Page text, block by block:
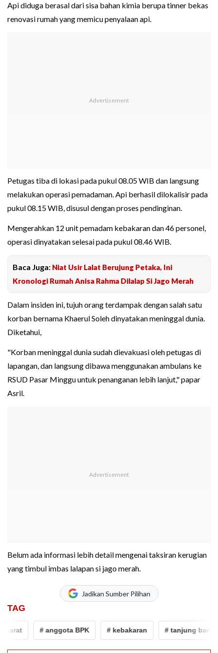
Api diduga berasal dari sisa bahan kimia berupa tinner bekas
renovasi rumah yang memicu penyalaan api.
Petugas tiba di lokasi pada pukul 08.05 WIB dan langsung
melakukan operasi pemadaman. Api berhasil dilokalisir pada
pukul 08.15 WIB, disusul dengan proses pendinginan.
Mengerahkan 12 unit pemadam kebakaran dan 46 personel,
operasi dinyatakan selesai pada pukul 08.46 WIB.
Baca Juga: Niat Usir Lalat Berujung Petaka, Ini
Kronologi Rumah Anisa Rahma Dilalap Si Jago Merah
Dalam insiden ini, tujuh orang terdampak dengan salah satu
korban bernama Khaerul Soleh dinyatakan meninggal dunia.
Diketahui,
"Korban meninggal dunia sudah dievakuasi oleh petugas di
lapangan, dan langsung dibawa menggunakan ambulans ke
RSUD Pasar Minggu untuk penanganan lebih lanjut," papar
Asril.
Belum ada informasi lebih detail mengenai taksiran kerugian
yang timbul imbas lalapan si jago merah.
Jadikan Sumber Pilihan
TAG
# anggota BPK # kebakaran # tanjung barat